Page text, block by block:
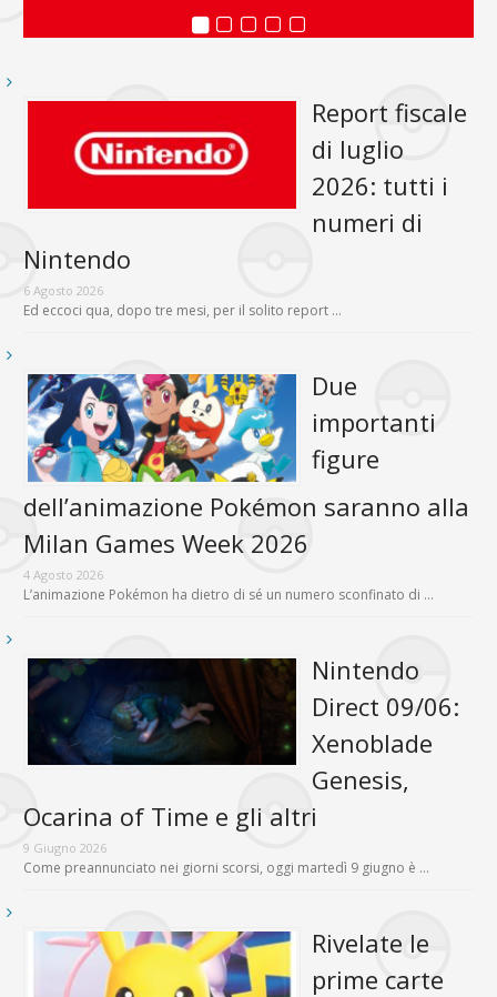
Report fiscale
di luglio
2026: tutti i
numeri di
Nintendo
6 Agosto 2026
Ed eccoci qua, dopo tre mesi, per il solito report …
Due
importanti
figure
dell’animazione Pokémon saranno alla
Milan Games Week 2026
4 Agosto 2026
L’animazione Pokémon ha dietro di sé un numero sconfinato di …
Nintendo
Direct 09/06:
Xenoblade
Genesis,
Ocarina of Time e gli altri
9 Giugno 2026
Come preannunciato nei giorni scorsi, oggi martedì 9 giugno è …
Rivelate le
prime carte